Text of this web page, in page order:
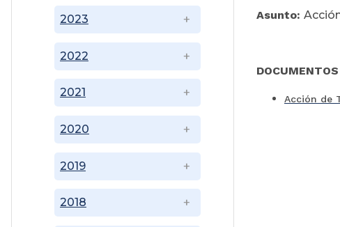
2018
2019
2020
2021
2022
2023 Asunto:
Acción de